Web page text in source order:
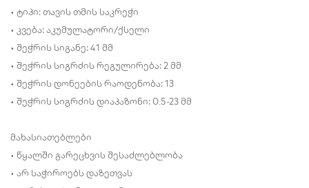
• ტიპი: თავის თმის საკრეჭი
• კვება: აკუმულატორი/ქსელი
• შეჭრის სიგანე: 41 მმ
• შეჭრის სიგრძის რეგულირება: 2 მმ
• შეჭრის დონეების რაოდენობა: 13
• შეჭრის სიგრძის დიაპაზონი: 0.5-23 მმ
მახასიათებლები
• წყალში გარეცხვის შესაძლებლობა
• არ საჭიროებს დაზეთვას